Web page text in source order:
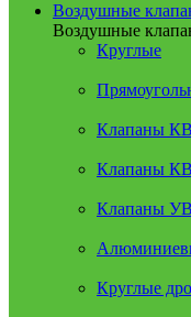
Воздушные
Воздушные
Круглые
Клапаны
Клапаны
Клапаны
Круглые